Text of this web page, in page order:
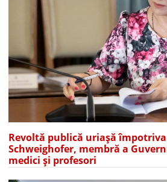
Revoltă publică uriașă
Schweighofer, membră a
medici și profesori